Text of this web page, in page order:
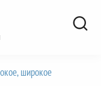
широкое